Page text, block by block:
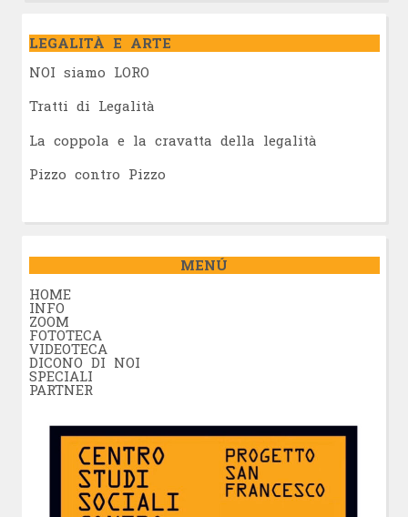
LEGALITÀ E ARTE
NOI siamo LORO
Tratti di Legalità
La coppola e la cravatta della legalità
Pizzo contro Pizzo
MENÚ
HOME
INFO
ZOOM
FOTOTECA
VIDEOTECA
DICONO DI NOI
SPECIALI
PARTNER